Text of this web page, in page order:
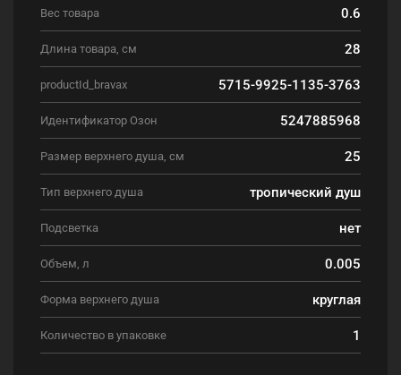
Вес товара 0.6
Длина товара, см 28
productId_bravax 5715-9925-1135-3763
Идентификатор Озон 5247885968
Размер верхнего душа, см 25
Тип верхнего душа тропический душ
Подсветка нет
Объем, л 0.005
Форма верхнего душа круглая
Количество в упаковке 1